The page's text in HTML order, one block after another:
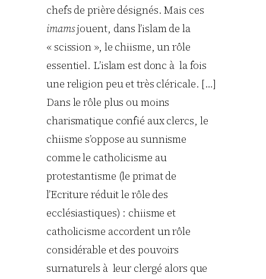
chefs de prière désignés. Mais ces
imamsjouent, dans l’islam de la
« scission », le chiisme, un rôle
essentiel. L’islam est donc à la fois
une religion peu et très cléricale. […]
Dans le rôle plus ou moins
charismatique confié aux clercs, le
chiisme s’oppose au sunnisme
comme le catholicisme au
protestantisme (le primat de
l’Ecriture réduit le rôle des
ecclésiastiques) : chiisme et
catholicisme accordent un rôle
considérable et des pouvoirs
surnaturels à leur clergé alors que